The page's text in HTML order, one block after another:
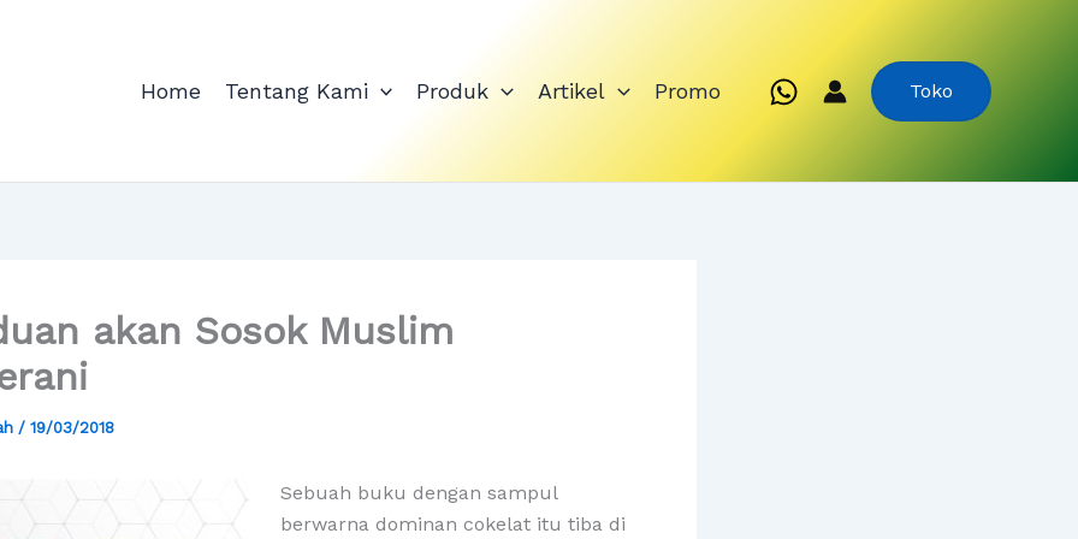
Home Tentang Kami Produk Artikel Promo Toko
akan Sosok Muslim
/ 19/03/2018
Sebuah buku dengan sampul
berwarna dominan cokelat itu tiba di